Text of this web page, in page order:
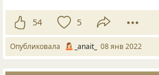
54 5
Опубликовала _anait_ 08 янв 2022